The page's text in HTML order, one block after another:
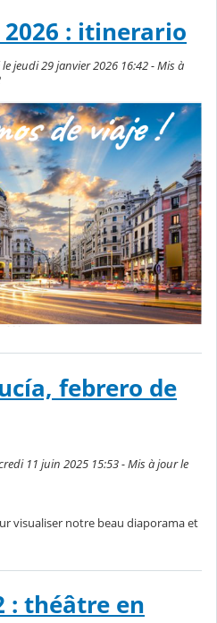
: itinerario
jeudi 29 janvier 2026 16:42 - Mis à
febrero de
11 juin 2025 15:53 - Mis à jour le
visualiser notre beau diaporama et
: théâtre en